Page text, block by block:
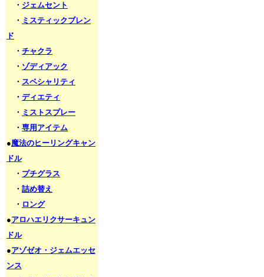
・ ジェムセント
・ ミスティックブレン
ド
・ チャクラ
・ ゾディアック
・ スペシャリティ
・ ディエティ
・ ミストスプレー
・ 専用アイテム
●魔法のヒーリングキャン
ドル
・ プチグラス
・ 詰め替え
・ ロング
●アロハエリクサーキュン
ドル
●アゾゼオ・ジェムエッセ
ンス